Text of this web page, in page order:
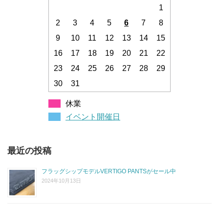
1
2
3 4 5 6 7
8
9
10 11 12 13 14
15
16
17 18 19 20 21
22
23
24 25 26 27 28
29
30
31
休業
イベント開催日
最近の投稿
フラッグシップモデルVERTIGO PANTSがセール中
2024年10月13日